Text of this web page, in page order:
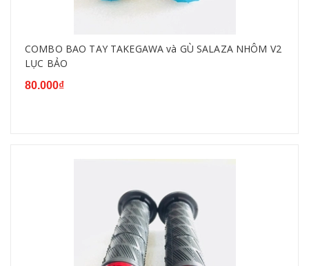
COMBO BAO TAY TAKEGAWA và GÙ SALAZA NHÔM V2
LỤC BẢO
80.000₫